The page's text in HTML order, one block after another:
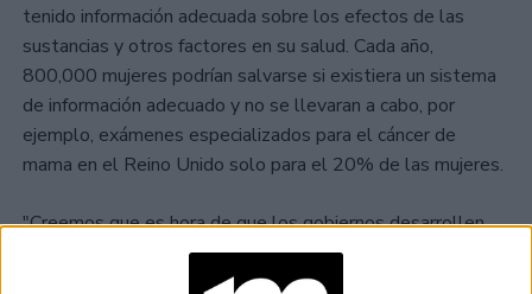
tenido información adecuada sobre los efectos de las
sustancias y otros factores en su salud. Cada año,
800,000 mujeres podrían salvarse si existiera un sistema
de información adecuado y no se llevaran a cabo, por
ejemplo, exámenes especializados para el cáncer de
mama en el Reino Unido solo para el 20% de las mujeres.
"Creemos que es hora de que los gobiernos desarrollen
políticas basadas en el género y eduquen al público sobre
alcohol y el tabaco"